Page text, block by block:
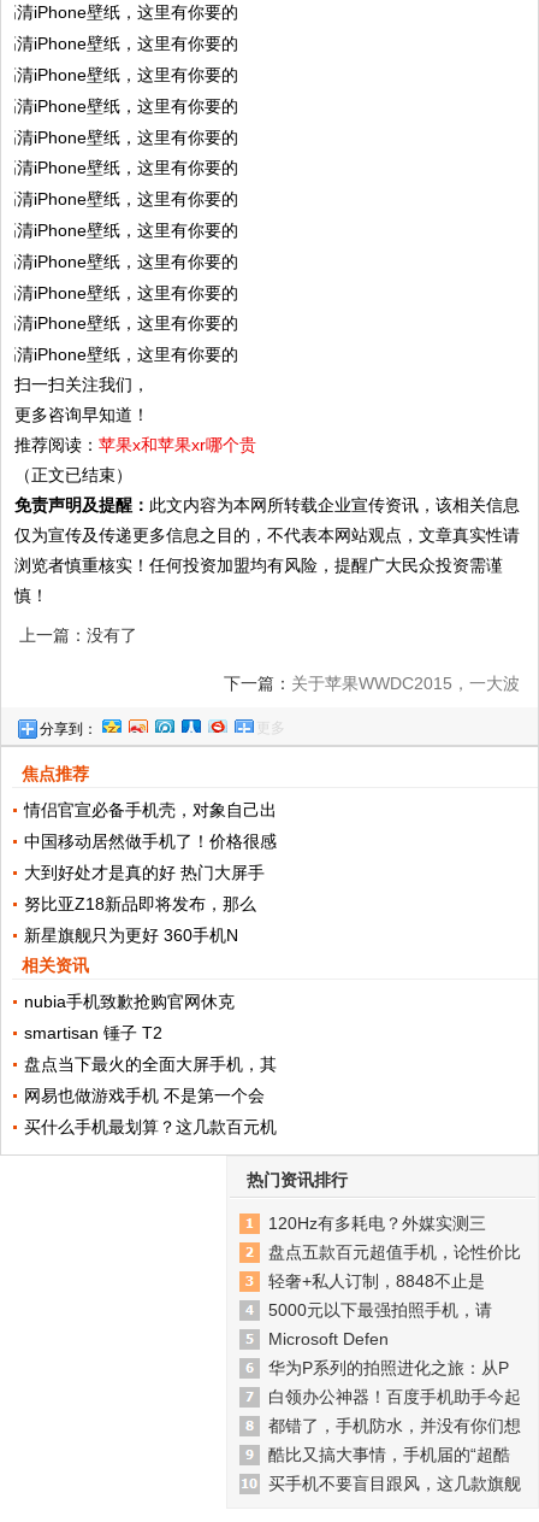
扫一扫关注我们，
更多咨询早知道！
推荐阅读：苹果x和苹果xr哪个贵
（正文已结束）
免责声明及提醒： 此文内容为本网所转载企业宣传资讯，该相关信息
仅为宣传及传递更多信息之目的，不代表本网站观点，文章真实性请
浏览者慎重核实！任何投资加盟均有风险，提醒广大民众投资需谨
慎！
上一篇：没有了
下一篇： 关于苹果WWDC2015，一大波
分享到： 更多
焦点推荐
情侣官宣必备手机壳，对象自己出
中国移动居然做手机了！价格很感
大到好处才是真的好 热门大屏手
努比亚Z18新品即将发布，那么
新星旗舰只为更好 360手机N
相关资讯
nubia手机致歉抢购官网休克
smartisan 锤子 T2
盘点当下最火的全面大屏手机，其
网易也做游戏手机 不是第一个会
买什么手机最划算？这几款百元机
热门资讯排行
120Hz有多耗电？外媒实测三
盘点五款百元超值手机，论性价比
轻奢+私人订制，8848不止是
5000元以下最强拍照手机，请
Microsoft Defen
华为P系列的拍照进化之旅：从P
白领办公神器！百度手机助手今起
都错了，手机防水，并没有你们想
酷比又搞大事情，手机届的“超酷
买手机不要盲目跟风，这几款旗舰